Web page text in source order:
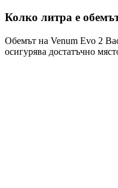
Колко литра е
Обемът на Venum Evo 2
осигурява достатъчно